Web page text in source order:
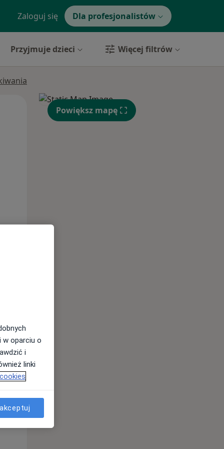
Zaloguj się Dla profesjonalistów
Przyjmuje dzieci Więcej filtrów
Czw, Pt,
Śr,
12 Sie
Powiększ mapę
w oparciu o
i
linki